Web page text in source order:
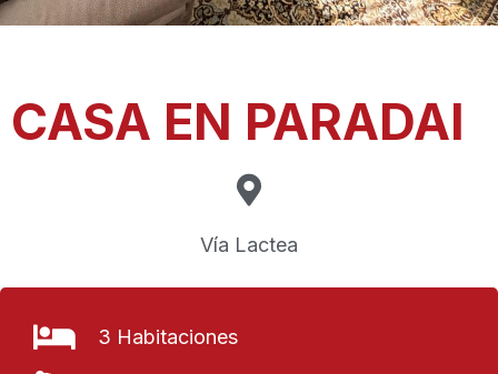
CASA EN PARADAI
Vía Lactea
3 Habitaciones